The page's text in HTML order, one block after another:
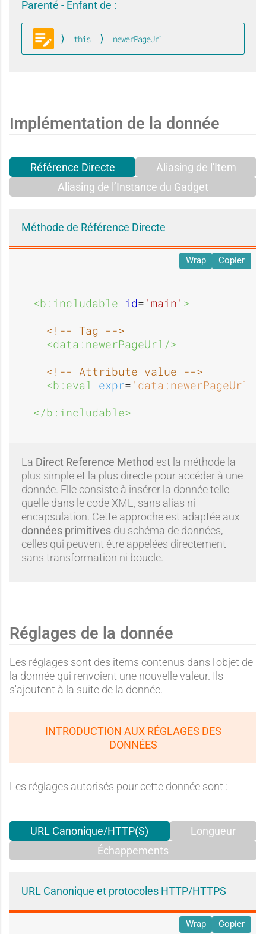
e
Parenté - Enfant de :
Blog
this newerPageUrl
Implémentation de la donnée
Référence Directe
Aliasing de l'Item
Aliasing de l’Instance du Gadget
Méthode de Référence Directe
<b:includable id= 'main' >
<!-- Tag -->
<data:newerPageUrl/>
<!-- Attribute value -->
<b:eval expr= 'data:newerPageUrl'
</b:includable>
Wrap Copier
La Direct Reference Method est la méthode la
plus simple et la plus directe pour accéder à une
donnée. Elle consiste à insérer la donnée telle
quelle dans le code XML, sans alias ni
encapsulation. Cette approche est adaptée aux
données primitives du schéma de données,
celles qui peuvent être appelées directement
sans transformation ni boucle.
Réglages de la donnée
Les réglages sont des items contenus dans l'objet de
la donnée qui renvoient une nouvelle valeur. Ils
s'ajoutent à la suite de la donnée.
INTRODUCTION AUX RÉGLAGES DES
DONNÉES
Les réglages autorisés pour cette donnée sont :
URL Canonique/HTTP(S)
Longueur
Échappements
URL Canonique et protocoles HTTP/HTTPS
Wrap Copier